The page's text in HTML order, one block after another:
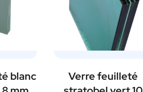
blanc
Verre feuilleté